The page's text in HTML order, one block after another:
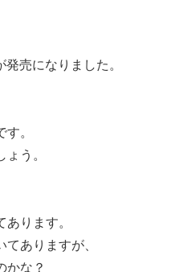
売になりました。
。
う。
ります。
ありますが、
かな？